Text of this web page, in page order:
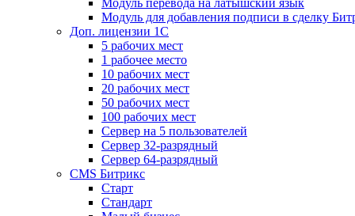
Модуль для добавления подписи в сделку
Доп. лицензии 1С
5 рабочих мест
1 рабочее место
10 рабочих мест
20 рабочих мест
50 рабочих мест
100 рабочих мест
Сервер на 5 пользователей
Сервер 32-разрядный
Сервер 64-разрядный
CMS Битрикс
Старт
Стандарт